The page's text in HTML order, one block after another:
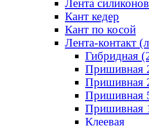
Лента
Кант кедер
Кант по косой
Лента-контакт
Гибридная
Пришивная
Пришивная
Пришивная
Пришивная
Клеевая